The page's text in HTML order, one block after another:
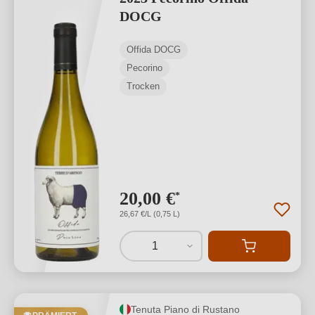
DOCG
Offida DOCG
Pecorino
Trocken
20,00 €*
26,67 €/L (0,75 L)
1
Tenuta Piano di Rustano